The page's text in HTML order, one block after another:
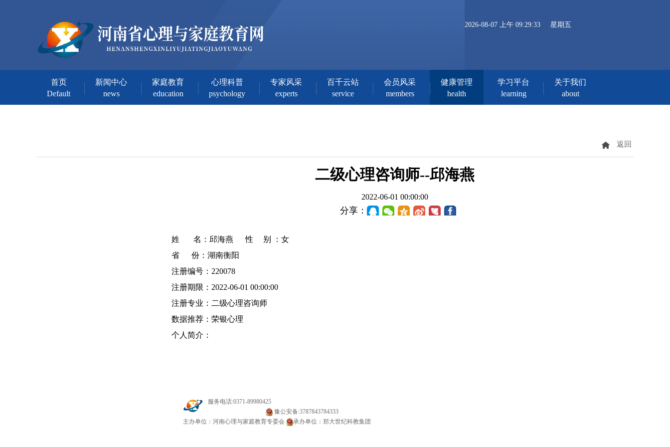
2026-08-07 上午 09:29:33 星期五
首页
Default
新闻中心
news
家庭教育
education
心理科普
psychology
专家风采
experts
百千云站
service
会员风采
members
健康管理
health
学习平台
learning
关于我们
about
返回
二级心理咨询师--邱海燕
2022-06-01 00:00:00
分享：
姓 名：邱海燕 性 别 ：女
省 份：湖南衡阳
注册编号：220078
注册期限：2022-06-01 00:00:00
注册专业：二级心理咨询师
数据推荐：荣银心理
个人简介：
服务电话:0371-89980425
豫公安备:3787843784333
主办单位：河南心理与家庭教育专委会
承办单位：郑大世纪科教集团